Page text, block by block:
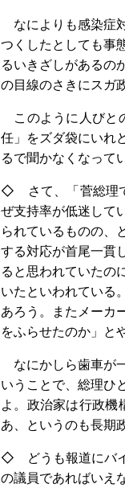
なによりも感染症
つくしたとしても事
るいきざしがあるの
の目線のさきにスガ
このように人びと
任」をズダ袋にいれ
るで聞かなくなって
◇ さて、「菅総理で
ぜ支持率が低迷して
られているものの、
する対応が首尾一貫
ると思われていたの
いたといわれている
あろう。またメーカ
をふらせたのか」と
なにかしら歯車が
いうことで、総理ひ
よ。政治家は行政機
あ、というのも長期
◇ どうも報道にバイ
の議員であればいえ